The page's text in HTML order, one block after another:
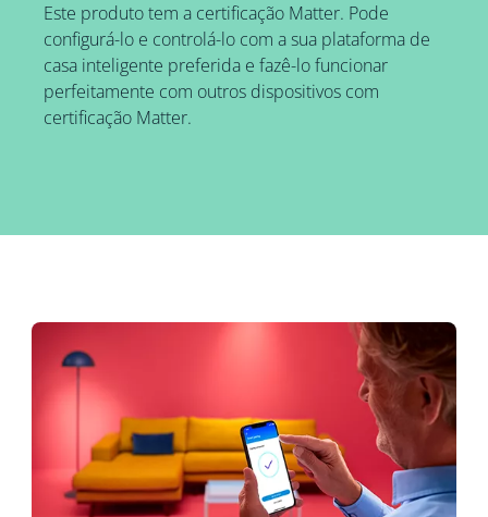
Este produto tem a certificação Matter. Pode
configurá-lo e controlá-lo com a sua plataforma de
casa inteligente preferida e fazê-lo funcionar
perfeitamente com outros dispositivos com
certificação Matter.